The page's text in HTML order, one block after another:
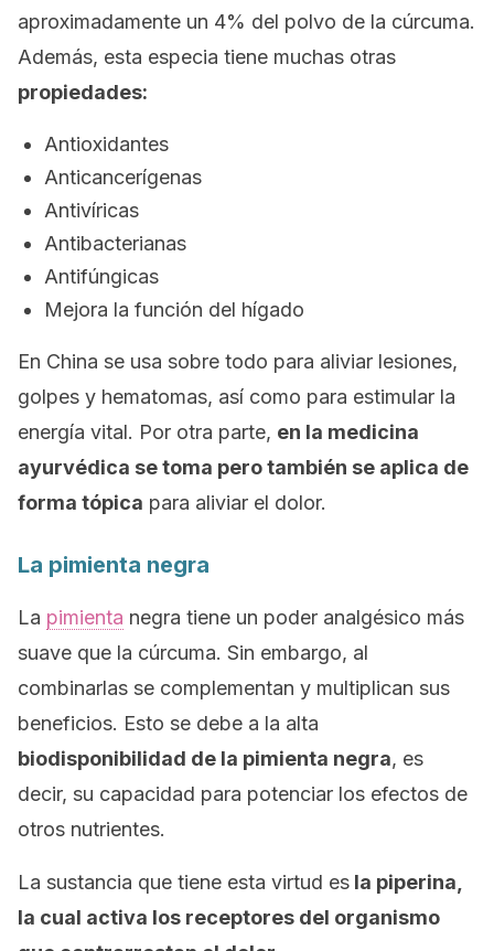
aproximadamente un 4% del polvo de la cúrcuma.
Además, esta especia tiene muchas otras
propiedades:
Antioxidantes
Anticancerígenas
Antivíricas
Antibacterianas
Antifúngicas
Mejora la función del hígado
En China se usa sobre todo para aliviar lesiones,
golpes y hematomas, así como para estimular la
energía vital. Por otra parte, en la medicina
ayurvédica se toma pero también se aplica de
forma tópica para aliviar el dolor.
La pimienta negra
La pimienta negra tiene un poder analgésico más
suave que la cúrcuma. Sin embargo, al
combinarlas se complementan y multiplican sus
beneficios. Esto se debe a la alta
biodisponibilidad de la pimienta negra, es
decir, su capacidad para potenciar los efectos de
otros nutrientes.
La sustancia que tiene esta virtud es la piperina,
la cual activa los receptores del organismo